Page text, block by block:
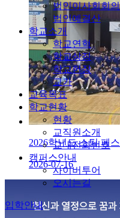
법인이사회회
법인예결산
학교소개
학교연혁
학교상징
학교헌장
교가
교육목표
학교현황
현황
교직원소개
교내전화번호
캠퍼스안내
사이버투어
오시는길
입학안내
2026학년도 스팀 페
2026-07-16